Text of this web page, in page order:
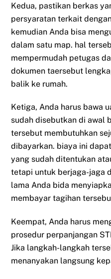
Kedua, pastikan berkas
persyaratan terkait
kemudian Anda bisa
dalam satu map. hal
mempermudah petugas
dokumen taersebut
balik ke rumah.
Ketiga, Anda harus bawa
sudah disebutkan di awal
tersebut membutuhkan
dibayarkan. biaya ini
yang sudah ditentukan
tetapi untuk berjaga-jaga
lama Anda bida
membayar tagihan
Keempat, Anda harus
prosedur perpanjangan
Jika langkah-langkah
menanyakan langsung